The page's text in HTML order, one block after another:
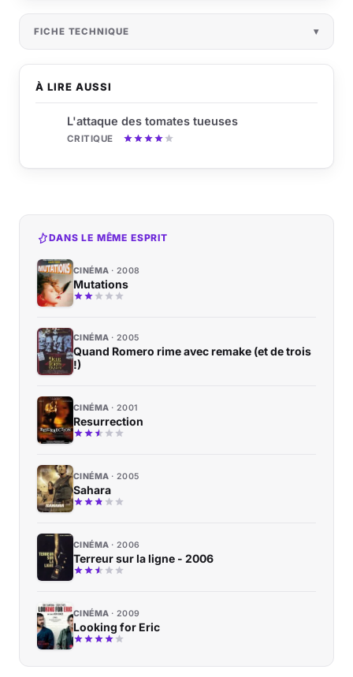
À LIRE AUSSI
L'attaque des tomates tueuses
CRITIQUE
FICHE TECHNIQUE
DANS LE MÊME ESPRIT
CINÉMA 2008
Mutations
CINÉMA 2005
Quand Romero rime avec remake (et de trois
!)
CINÉMA 2001
Resurrection
CINÉMA 2005
Sahara
CINÉMA 2006
Terreur sur la ligne - 2006
CINÉMA 2009
Looking for Eric